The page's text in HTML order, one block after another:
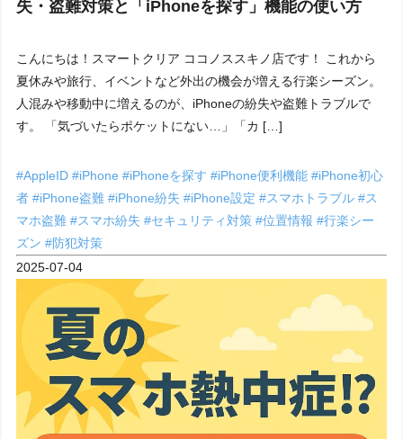
失・盗難対策と「iPhoneを探す」機能の使い方
こんにちは！スマートクリア ココノススキノ店です！ これから
夏休みや旅行、イベントなど外出の機会が増える行楽シーズン。
人混みや移動中に増えるのが、iPhoneの紛失や盗難トラブルで
す。 「気づいたらポケットにない…」「カ […]
#AppleID#iPhone#iPhoneを探す#iPhone便利機能#iPhone初心
者#iPhone盗難#iPhone紛失#iPhone設定#スマホトラブル#ス
マホ盗難#スマホ紛失#セキュリティ対策#位置情報#行楽シー
ズン#防犯対策
2025-07-04